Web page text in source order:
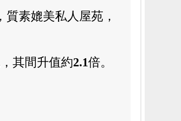
素媲美私人屋苑，
其間升值約2.1倍。